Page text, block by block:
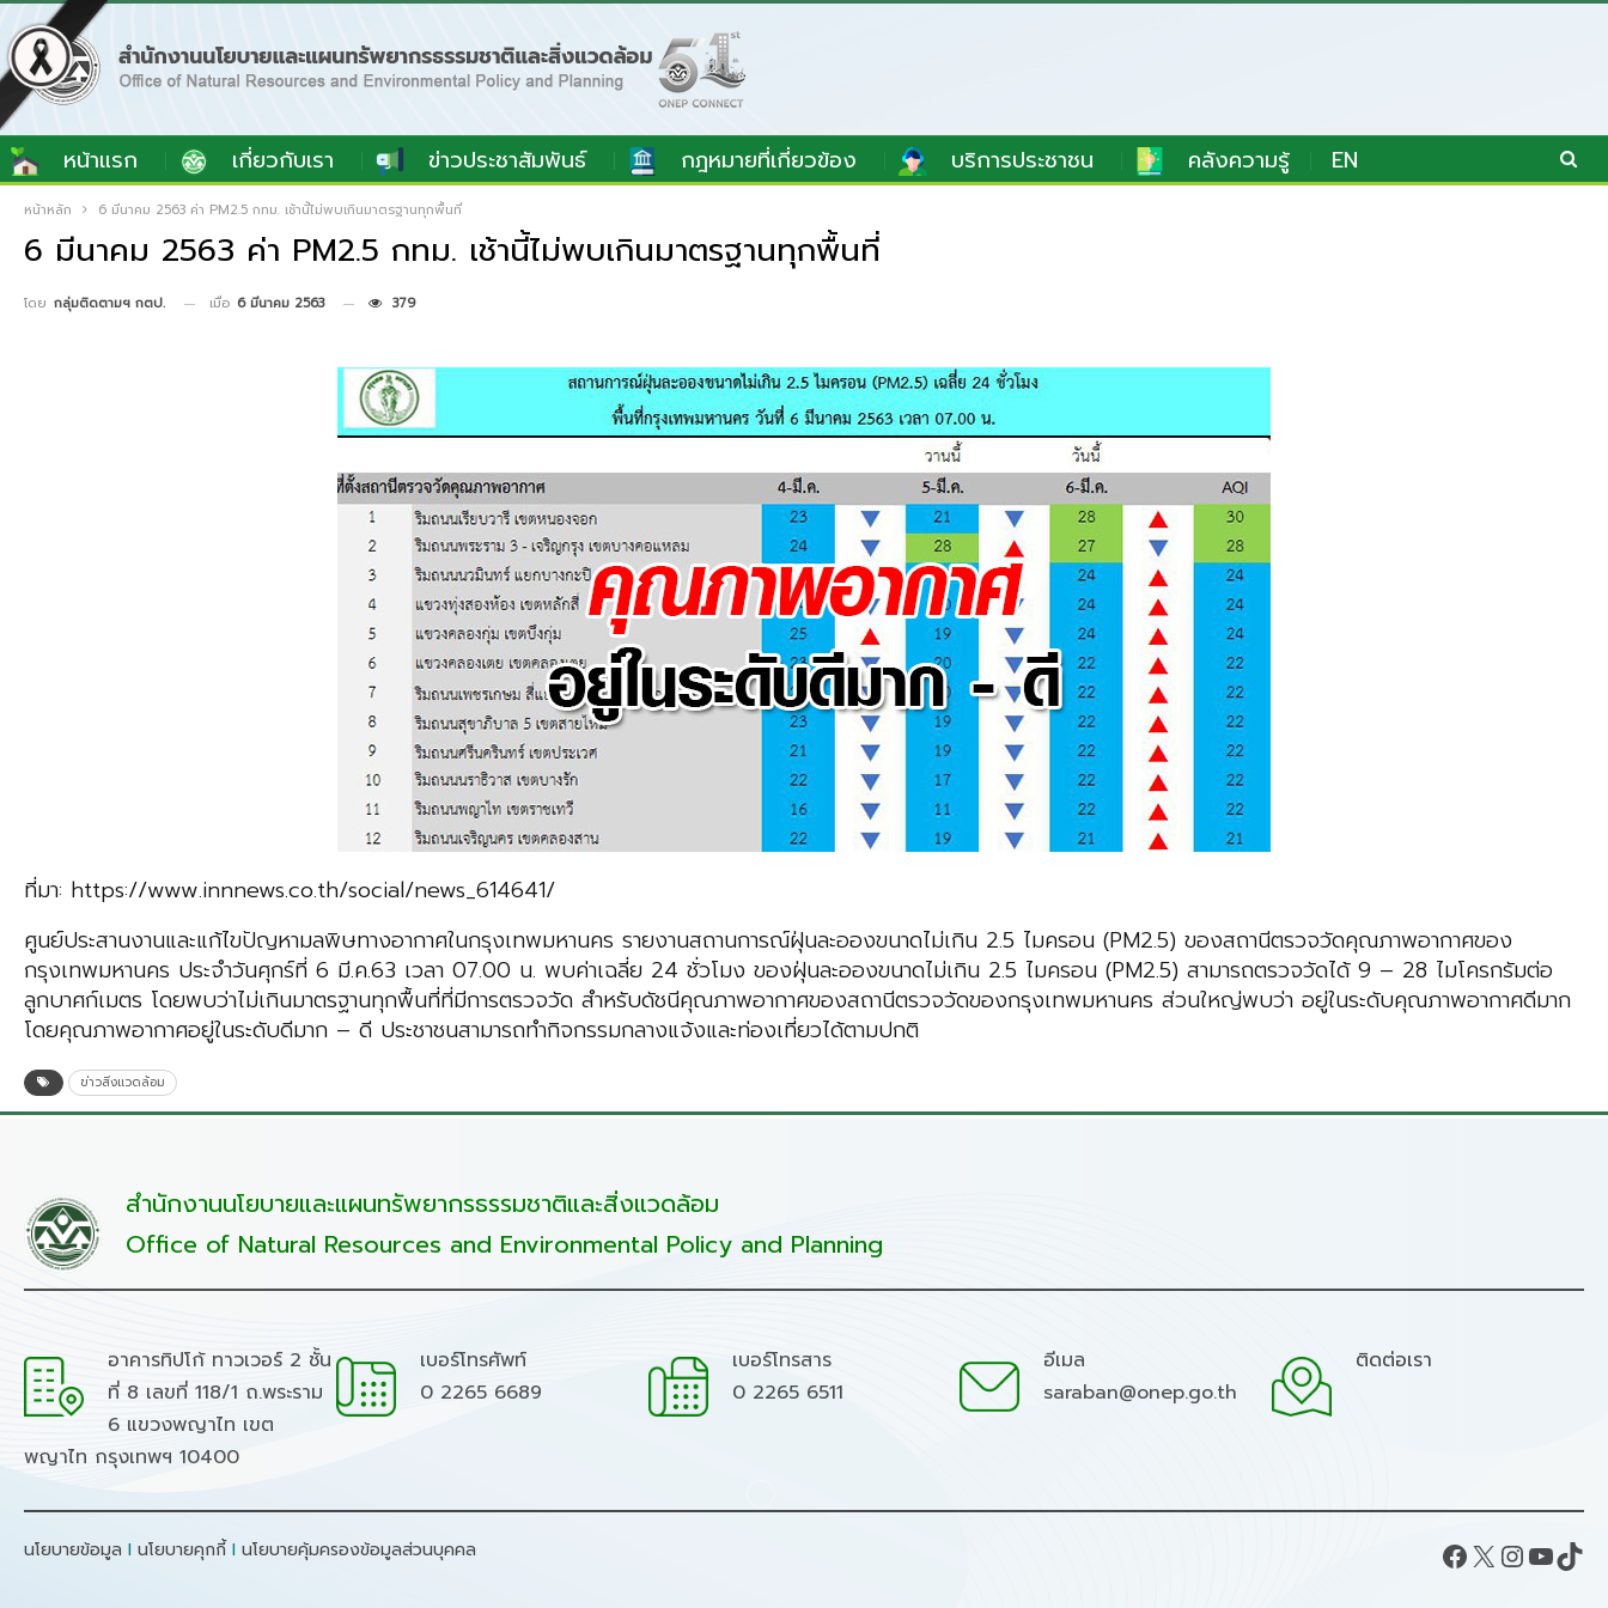
หน้าแรก เกี่ยวกับเรา ข่าวประชาสัมพันธ์ กฎหมายที่เกี่ยวข้อง บริการประชาชน คลังความรู้ EN
หน้าหลัก 6 มีนาคม 2563 ค่า PM2.5 กทม. เช้านี้ไม่พบเกินมาตรฐานทุกพื้นที่
6 มีนาคม 2563 ค่า PM2.5 กทม. เช้านี้ไม่พบเกินมาตรฐานทุกพื้นที่
โดย กลุ่มติดตามฯ กตป. เมื่อ 6 มีนาคม 2563 379
ที่มา: https://www.innnews.co.th/social/news_614641/
ศูนย์ประสานงานและแก้ไขปัญหามลพิษทางอากาศในกรุงเทพมหานคร รายงานสถานการณ์ฝุ่นละอองขนาดไม่เกิน 2.5 ไมครอน (PM2.5) ของสถานีตรวจวัดคุณภาพอากาศของ
กรุงเทพมหานคร ประจำวันศุกร์ที่ 6 มี.ค.63 เวลา 07.00 น. พบค่าเฉลี่ย 24 ชั่วโมง ของฝุ่นละอองขนาดไม่เกิน 2.5 ไมครอน (PM2.5) สามารถตรวจวัดได้ 9 – 28 ไมโครกรัมต่อ
ลูกบาศก์เมตร โดยพบว่าไม่เกินมาตรฐานทุกพื้นที่ที่มีการตรวจวัด สำหรับดัชนีคุณภาพอากาศของสถานีตรวจวัดของกรุงเทพมหานคร ส่วนใหญ่พบว่า อยู่ในระดับคุณภาพอากาศดีมาก
โดยคุณภาพอากาศอยู่ในระดับดีมาก – ดี ประชาชนสามารถทำกิจกรรมกลางแจ้งและท่องเที่ยวได้ตามปกติ
ข่าวสิ่งแวดล้อม
สำนักงานนโยบายและแผนทรัพยากรธรรมชาติและสิ่งแวดล้อม
Office of Natural Resources and Environmental Policy and Planning
อาคารทิปโก้ ทาวเวอร์ 2 ชั้น
ที่ 8 เลขที่ 118/1 ถ.พระราม
6 แขวงพญาไท เขต
พญาไท กรุงเทพฯ 10400
เบอร์โทรศัพท์
0 2265 6689
เบอร์โทรสาร
0 2265 6511
อีเมล
saraban@onep.go.th
ติดต่อเรา
นโยบายข้อมูล I นโยบายคุกกี้ I นโยบายคุ้มครองข้อมูลส่วนบุคคล Facebook X InstagramYouTube TikTok